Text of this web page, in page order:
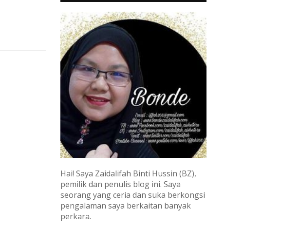
Hai! Saya Zaidalifah Binti Hussin (BZ),
pemilik dan penulis blog ini. Saya
seorang yang ceria dan suka berkongsi
pengalaman saya berkaitan banyak
perkara.